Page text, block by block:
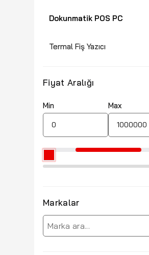
Dokunmatik POS PC
Termal Fiş Yazıcı
Fiyat Aralığı
Min Max
Markalar